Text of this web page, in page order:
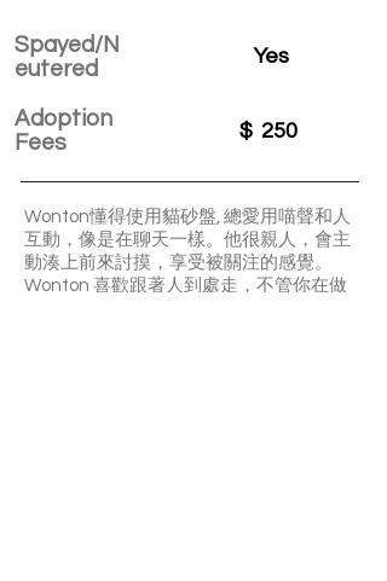
Spayed/N
eutered
Adoption
Fees
Yes
$ 250
Wonton懂得使用貓砂盤, 總愛用喵聲和人
互動，像是在聊天一樣。他很親人，會主
動湊上前來討摸，享受被關注的感覺。
Wonton 喜歡跟著人到處走，不管你在做